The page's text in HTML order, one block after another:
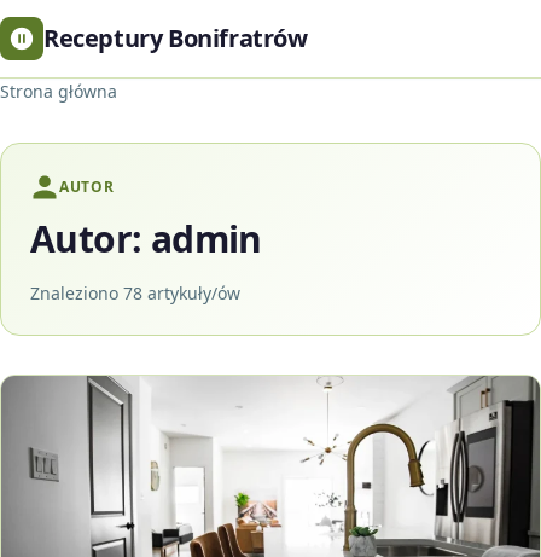
Receptury Bonifratrów
Strona główna
AUTOR
Autor: admin
Znaleziono 78 artykuły/ów